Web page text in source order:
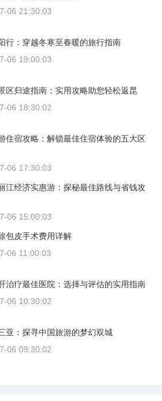
06 21:30:03
行：穿越冬寒至春暖的旅行指南
06 19:00:03
区归途指南：实用攻略助您轻松返昆
06 18:30:02
住宿攻略：解锁最佳住宿体验的五大区
06 17:30:03
江经济实惠游：探秘最佳路线与省钱攻
06 15:00:03
包皮手术费用详解
06 11:00:03
治疗最佳医院：选择与评估的实用指南
06 10:30:02
亚：探寻中国旅游的梦幻双城
06 09:30:02